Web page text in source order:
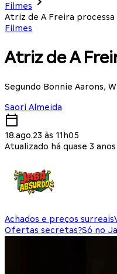
Filmes
Atriz de A Freira
Filmes
Atriz de A
Segundo Bonnie Aarons,
Saori Almeida
18.ago.23 às 11h05
Atualizado há quase 3 anos
Achados e preços surreais
Ofertas secretas?Só no